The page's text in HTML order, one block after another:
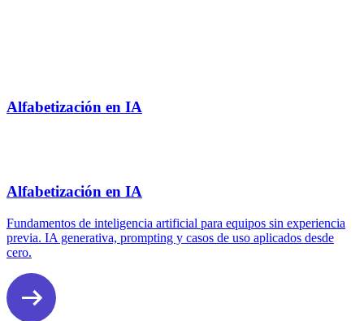
Alfabetización en IA
Alfabetización en IA
Fundamentos de inteligencia artificial para equipos sin experiencia
previa. IA generativa, prompting y casos de uso aplicados desde
cero.